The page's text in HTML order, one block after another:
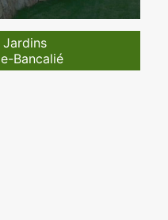
Jardins
Bancalié